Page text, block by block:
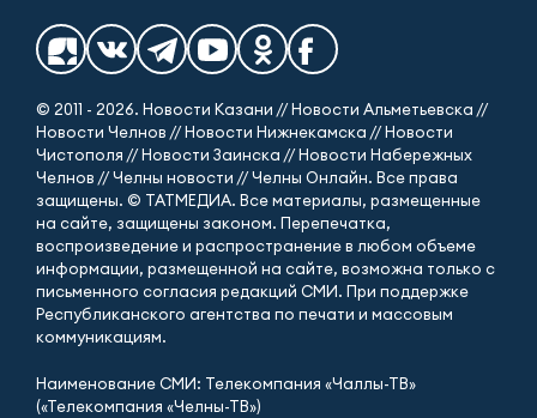
© 2011 - 2026. Новости Казани // Новости Альметьевска //
Новости Челнов // Новости Нижнекамска // Новости
Чистополя // Новости Заинска // Новости Набережных
Челнов // Челны новости // Челны Онлайн. Все права
защищены. © ТАТМЕДИА. Все материалы, размещенные
на сайте, защищены законом. Перепечатка,
воспроизведение и распространение в любом объеме
информации, размещенной на сайте, возможна только с
письменного согласия редакций СМИ. При поддержке
Республиканского агентства по печати и массовым
коммуникациям.
Наименование СМИ: Телекомпания «Чаллы-ТВ»
(«Телекомпания «Челны-ТВ»)